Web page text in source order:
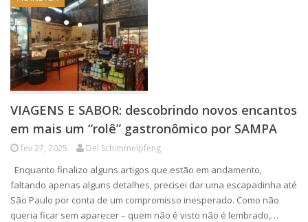
VIAGENS E SABOR: descobrindo novos encantos
em mais um “rolê” gastronômico por SAMPA
fev 27, 2025 Del Schimmelpfeng
Enquanto finalizo alguns artigos que estão em andamento,
faltando apenas alguns detalhes, precisei dar uma escapadinha até
São Paulo por conta de um compromisso inesperado. Como não
queria ficar sem aparecer – quem não é visto não é lembrado,…